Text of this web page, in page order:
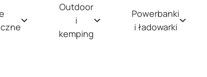
Outdoor
i
kemping
Powerbanki
i ładowarki